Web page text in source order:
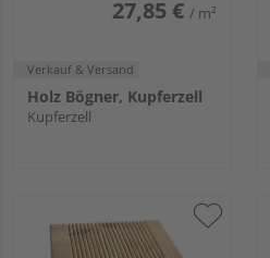
27,85 € / m²
Verkauf & Versand
Holz Bögner, Kupferzell
Kupferzell